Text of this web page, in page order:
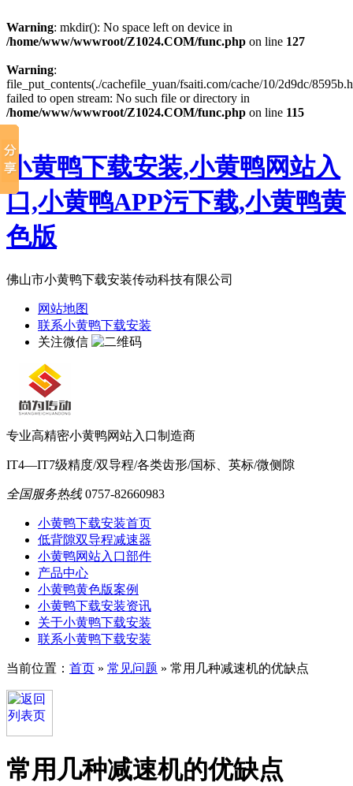
Warning: mkdir(): No space left on device in
/home/www/wwwroot/Z1024.COM/func.php on line 127
Warning:
file_put_contents(./cachefile_yuan/fsaiti.com/cache/10/2d9dc/
failed to open stream: No such file or directory in
/home/www/wwwroot/Z1024.COM/func.php on line 115
小黄鸭下载安装,小黄鸭网站入
口,小黄鸭APP污下载,小黄鸭黄
色版
佛山市小黄鸭下载安装传动科技有限公司
网站地图
联系小黄鸭下载安装
关注微信
专业高精密小黄鸭网站入口制造商
IT4—IT7级精度/双导程/各类齿形/国标、英标/微侧隙
全国服务热线 0757-82660983
小黄鸭下载安装首页
低背隙双导程减速器
小黄鸭网站入口部件
产品中心
小黄鸭黄色版案例
小黄鸭下载安装资讯
关于小黄鸭下载安装
联系小黄鸭下载安装
当前位置： 首页 » 常见问题 » 常用几种减速机的优缺点
常用几种减速机的优缺点